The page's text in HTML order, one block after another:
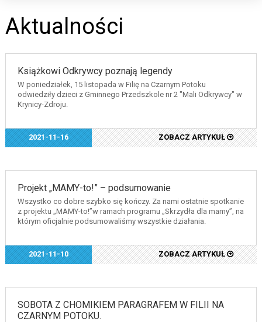
Aktualności
Książkowi Odkrywcy poznają legendy
W poniedziałek, 15 listopada w Filię na Czarnym Potoku
odwiedziły dzieci z Gminnego Przedszkole nr 2 "Mali Odkrywcy" w
Krynicy-Zdroju.
2021-11-16 ZOBACZ ARTYKUŁ
Projekt „MAMY-to!” – podsumowanie
Wszystko co dobre szybko się kończy. Za nami ostatnie spotkanie
z projektu „MAMY-to!”w ramach programu „Skrzydła dla mamy”, na
którym oficjalnie podsumowaliśmy wszystkie działania.
2021-11-10 ZOBACZ ARTYKUŁ
SOBOTA Z CHOMIKIEM PARAGRAFEM W FILII NA
CZARNYM POTOKU.